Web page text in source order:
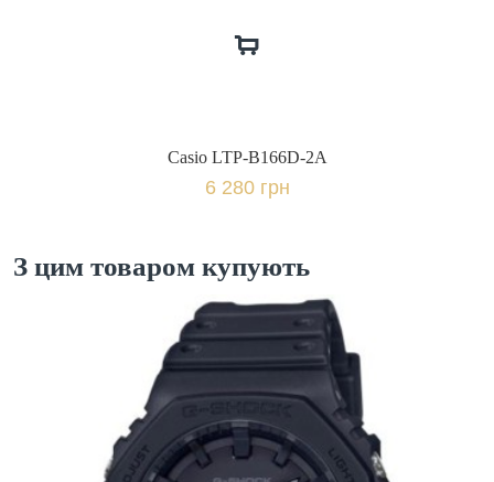
Casio LTP-B166D-2A
6 280 грн
З цим товаром купують